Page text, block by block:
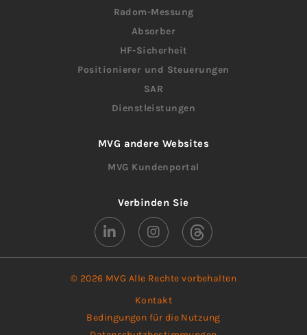
Radom-Messung
Absorber
HF-Sicherheit
Positionierer und Steuerungen
SAR
Dienstleistungen
MVG andere Websites
MVG Kundenportal
Verbinden Sie
© 2026 MVG Alle Rechte vorbehalten
Kontakt
Bedingungen für die Nutzung